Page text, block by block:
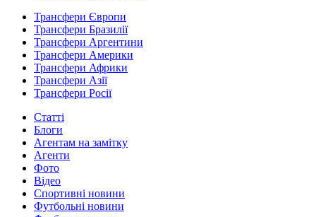
Трансфери Європи
Трансфери Бразилії
Трансфери Аргентини
Трансфери Америки
Трансфери Африки
Трансфери Азії
Трансфери Росії
Статті
Блоги
Агентам на замітку
Агенти
Фото
Відео
Спортивні новини
Футбольні новини